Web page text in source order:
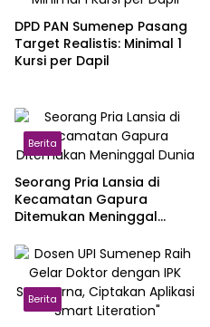
DPD PAN Sumenep Pasang
Target Realistis: Minimal 1
Kursi per Dapil
Berita
Seorang Pria Lansia di
Kecamatan Gapura
Ditemukan Meninggal
Berita